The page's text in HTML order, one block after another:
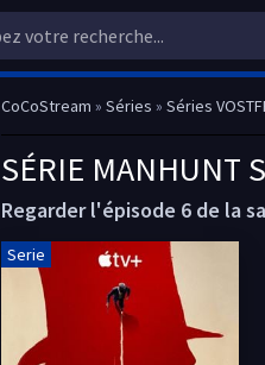
CoCoStream » Séries » Séries
SÉRIE MANHUNT
Regarder l'épisode 6 de la
Serie